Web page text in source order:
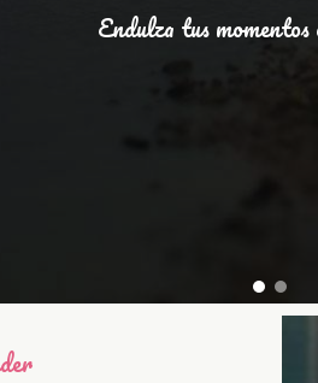
Endulza tus